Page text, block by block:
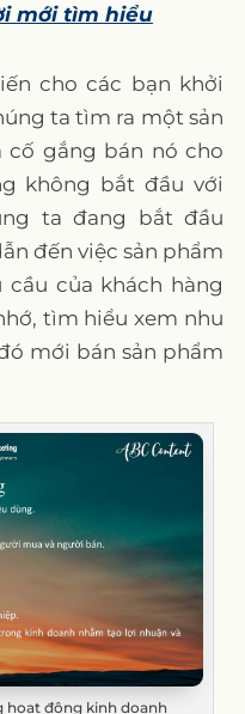
mới tìm hiểu
cho các bạn khởi
ta tìm ra một sản
cố gắng bán nó cho
không bắt đầu với
ta đang bắt đầu
đến việc sản phẩm
của khách hàng
tìm hiểu xem nhu
mới bán sản phẩm
hoạt động kinh doanh